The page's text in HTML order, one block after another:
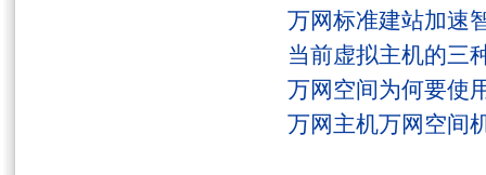
万网标准建站加速
当前虚拟主机的三
万网空间为何要使
万网主机万网空间